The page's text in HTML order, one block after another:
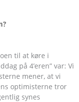
til at køre i
på 4’eren” var: Vi
mener, at vi
optimisterne tror
synes